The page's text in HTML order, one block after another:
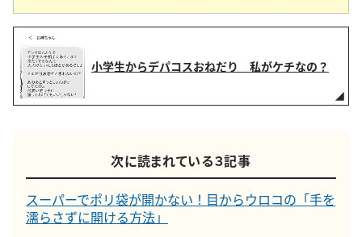
小学生からデパコスおねだり 私がケチなの？
次に読まれている３記事
スーパーでポリ袋が開かない！目からウロコの「手を
濡らさずに開ける方法」